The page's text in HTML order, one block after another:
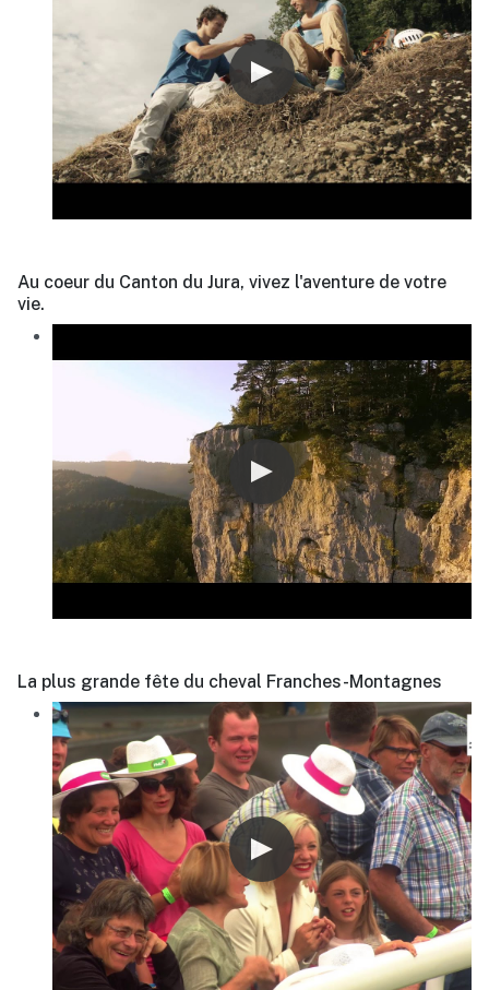
Au coeur du Canton du Jura, vivez l'aventure de votre
vie.
La plus grande fête du cheval Franches-Montagnes